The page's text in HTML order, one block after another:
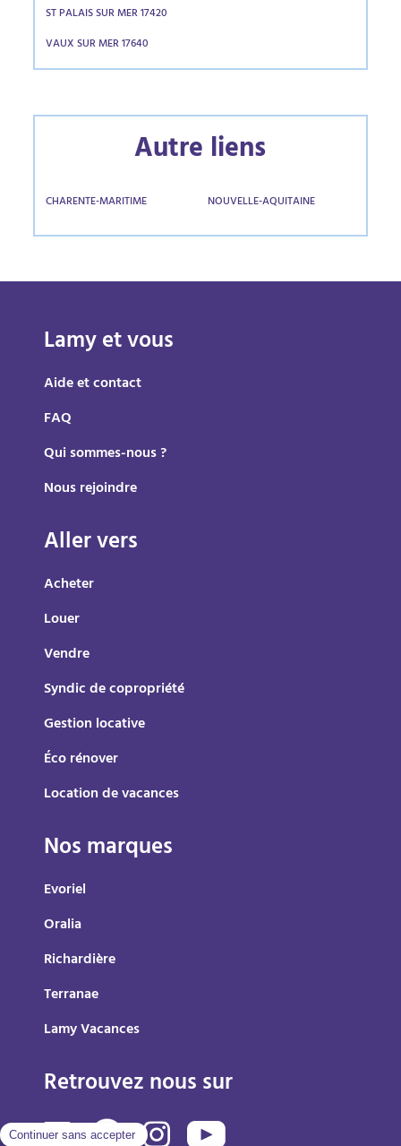
ST PALAIS SUR MER 17420
VAUX SUR MER 17640
Autre liens
CHARENTE-MARITIME NOUVELLE-AQUITAINE
Lamy et vous
Aide et contact
FAQ
Qui sommes-nous ?
Nous rejoindre
Aller vers
Acheter
Louer
Vendre
Syndic de copropriété
Gestion locative
Éco rénover
Location de vacances
Nos marques
Evoriel
Oralia
Richardière
Terranae
Lamy Vacances
Retrouvez nous sur